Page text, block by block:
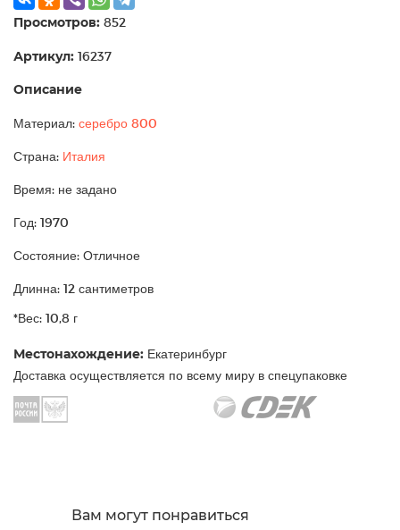
Просмотров: 852
Артикул: 16237
Описание
Материал: серебро 800
Страна: Италия
Время: не задано
Год: 1970
Состояние: Отличное
Длинна: 12 сантиметров
*Вес: 10,8 г
Местонахождение: Екатеринбург
Доставка осуществляется по всему миру в спецупаковке
Вам могут понравиться